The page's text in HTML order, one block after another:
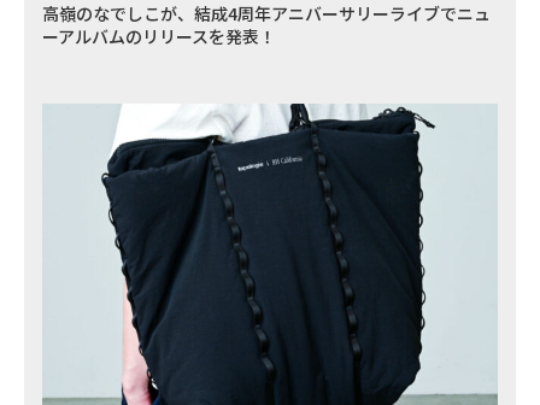
高嶺のなでしこが、結成4周年アニバーサリーライブでニュ
ーアルバムのリリースを発表！